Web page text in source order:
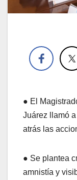
● El
Juárez llamó
atrás las
● Se plantea
amnistía y